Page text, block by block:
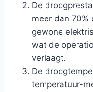
De
meer dan 70%
gewone
wat de
verlaagt.
De
temperatuur-